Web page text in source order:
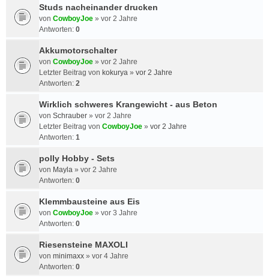
Studs nacheinander drucken
von CowboyJoe » vor 2 Jahre
Antworten: 0
Akkumotorschalter
von CowboyJoe » vor 2 Jahre
Letzter Beitrag von kokurya » vor 2 Jahre
Antworten: 2
Wirklich schweres Krangewicht - aus Beton
von Schrauber » vor 2 Jahre
Letzter Beitrag von CowboyJoe » vor 2 Jahre
Antworten: 1
polly Hobby - Sets
von Mayla » vor 2 Jahre
Antworten: 0
Klemmbausteine aus Eis
von CowboyJoe » vor 3 Jahre
Antworten: 0
Riesensteine MAXOLI
von minimaxx » vor 4 Jahre
Antworten: 0